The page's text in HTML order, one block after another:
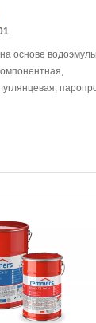
основе